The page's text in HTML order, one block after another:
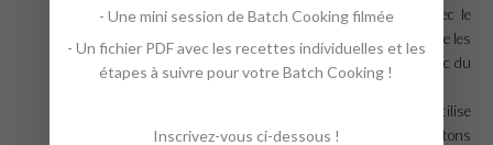
au vinaigre blanc et savon noir. Le sol se fait aussi avec le
savon noir. On a un produit à vitre un peu écolo. Il n’y a que les
toilettes qui ne sont pas du tout écolos puisque lavées avec du
Canard WC lol, paradoxal je vous l’accorde !
: là on a des efforts à faire, car on utilise
encore un déo et du dentifrice « conventionnel », des cotons
- Une mini session de Batch Cooking filmée
- Un fichier PDF avec les recettes individuelles et les
étapes à suivre pour votre Batch Cooking !
Inscrivez-vous ci-dessous !